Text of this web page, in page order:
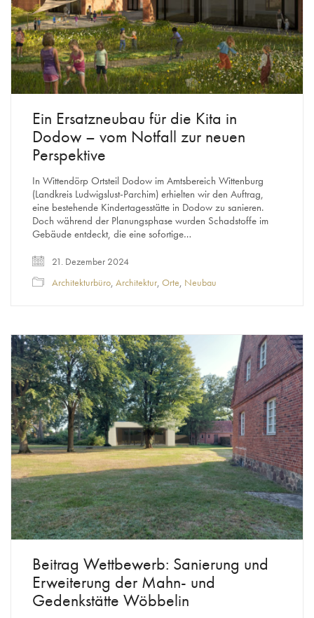
Ein Ersatzneubau für die Kita in
Dodow – vom Notfall zur neuen
Perspektive
In Wittendörp Ortsteil Dodow im Amtsbereich Wittenburg
(Landkreis Ludwigslust-Parchim) erhielten wir den Auftrag,
eine bestehende Kindertagesstätte in Dodow zu sanieren.
Doch während der Planungsphase wurden Schadstoffe im
Gebäude entdeckt, die eine sofortige…
21. Dezember 2024
Architekturbüro, Architektur, Orte, Neubau
Beitrag Wettbewerb: Sanierung und
Erweiterung der Mahn- und
Gedenkstätte Wöbbelin